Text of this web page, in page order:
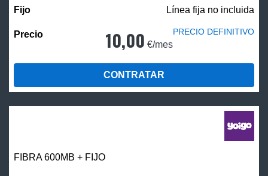
Línea fija no incluida
10,00 €/mes
PRECIO DEFINITIVO
CONTRATAR
FIBRA 600MB + FIJO